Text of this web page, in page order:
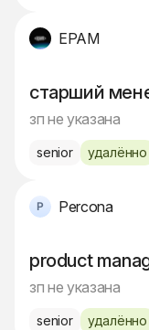
EPAM
старший
зп не указана
senior удалённо
Percona
product
зп не указана
senior удалённо